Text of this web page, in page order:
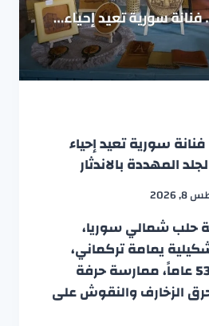
سورية تعيد إحياء
المهددة بالاندثار
2026
حلب شمالي سوريا،
يمامة تركماني،
البالغة من العمر 53 عاماً، ممارسة حرفة
الزخارف والنقوش على